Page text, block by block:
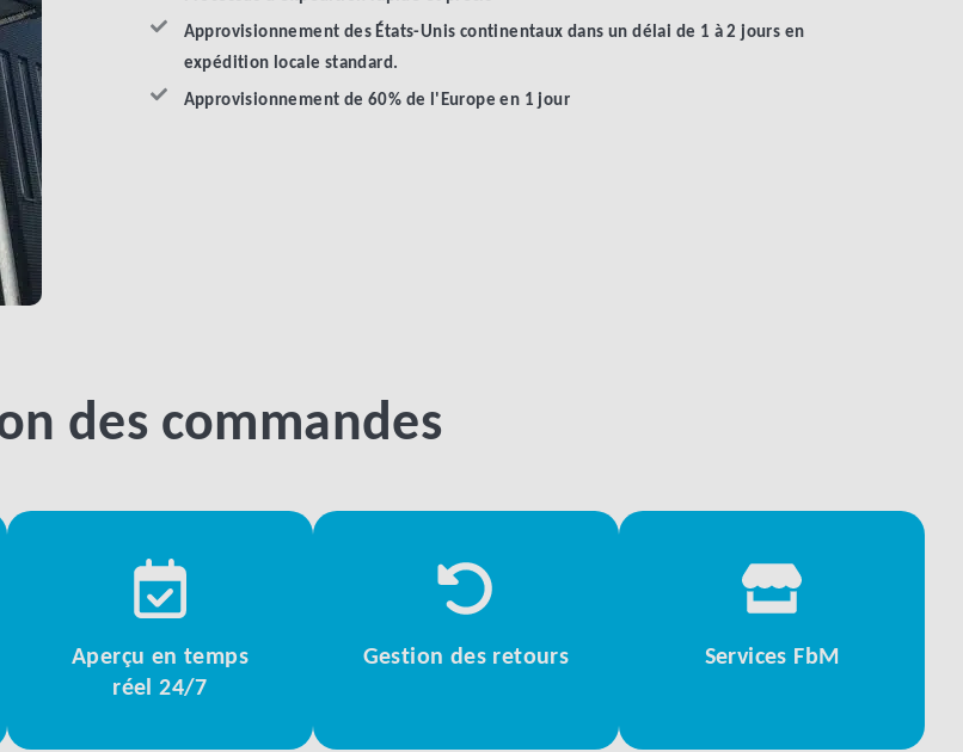
Approvisionnement des États-Unis continentaux dans un délai de 1 à 2 jours en
expédition locale standard.
Approvisionnement de 60% de l'Europe en 1 jour
des commandes
Aperçu en temps
réel 24/7
Gestion des retours Services FbM